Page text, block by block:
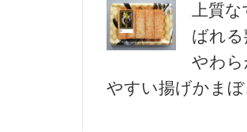
上質な
ばれ
やわ
やすい揚げかま